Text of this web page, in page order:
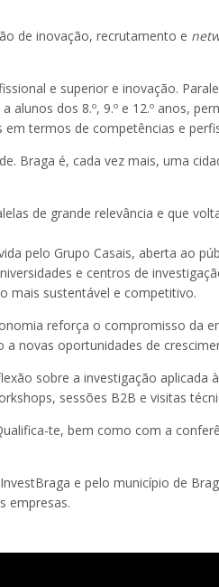
de inovação, recrutamento e
e superior e inovação.
dos 8.º, 9.º e 12.º anos,
termos de competências e
Braga é, cada vez mais, uma
de grande relevância e que
pelo Grupo Casais, aberta ao
e centros de
mais sustentável e competitivo.
reforça o compromisso da
novas oportunidades de
sobre a investigação aplicada
sessões B2B e visitas
te, bem como com a
e pelo município de
empresas.